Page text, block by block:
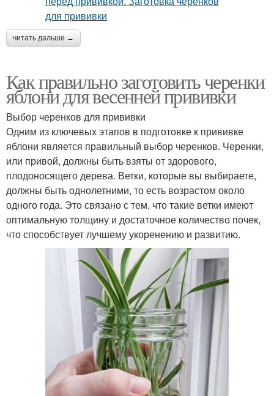
читать дальше →
Как правильно заготовить черенки
яблони для весенней прививки
Выбор черенков для прививки
Одним из ключевых этапов в подготовке к прививке
яблони является правильный выбор черенков. Черенки,
или привой, должны быть взяты от здорового,
плодоносящего дерева. Ветки, которые вы выбираете,
должны быть однолетними, то есть возрастом около
одного года. Это связано с тем, что такие ветки имеют
оптимальную толщину и достаточное количество почек,
что способствует лучшему укоренению и развитию.